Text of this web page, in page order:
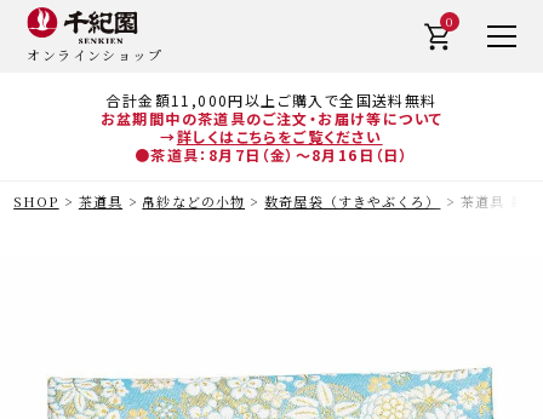
合計金額11,000円以上ご購入で全国送料無料
お盆期間中の茶道具のご注文・お届け等について
→詳しくはこちらをご覧ください
●茶道具：8月7日（金）～8月16日（日）
オンラインショップ
0
SHOP 茶道具 帛紗などの小物 数奇屋袋（すきやぶくろ） 茶道具 数